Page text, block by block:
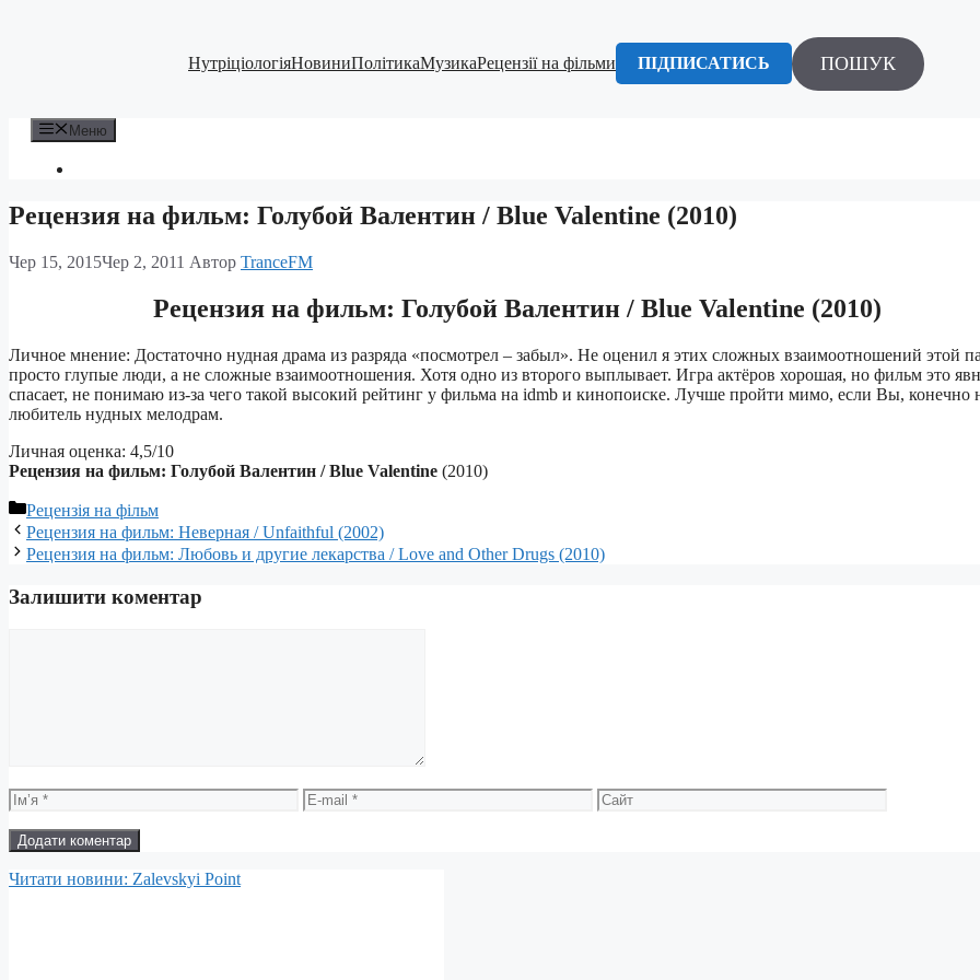
НутріціологіяНовиниПолітикаМузикаРецензії на фільми ПІДПИСАТИСЬ ПОШУК
Меню
Рецензия на фильм: Голубой Валентин / Blue Valentine (2010)
Чер 15, 2015Чер 2, 2011 Автор TranceFM
Рецензия на фильм: Голубой Валентин / Blue Valentine (2010)
Личное мнение: Достаточно нудная драма из разряда «посмотрел – забыл». Не оценил я этих сложных взаимоотношений этой
просто глупые люди, а не сложные взаимоотношения. Хотя одно из второго выплывает. Игра актёров хорошая, но фильм это
спасает, не понимаю из-за чего такой высокий рейтинг у фильма на idmb и кинопоиске. Лучше пройти мимо, если Вы, конечно
любитель нудных мелодрам.
Личная оценка: 4,5/10
Рецензия на фильм: Голубой Валентин / Blue Valentine (2010)
Категорії
Рецензія на фільм
Рецензия на фильм: Неверная / Unfaithful (2002)
Рецензия на фильм: Любовь и другие лекарства / Love and Other Drugs (2010)
Залишити коментар
Ім’я
E-
mail
Сайт
Читати новини: Zalevskyi Point